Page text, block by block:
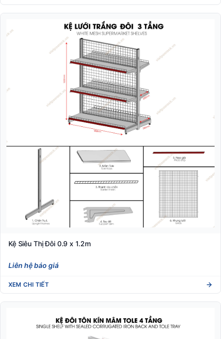
Kệ Siêu Thị Đôi 0.9 x 1.2m
Liên hệ báo giá
XEM CHI TIẾT